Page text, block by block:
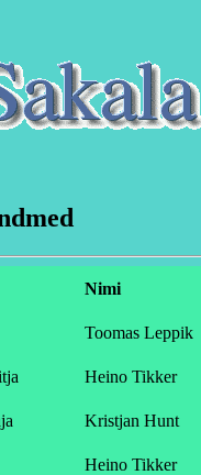
Nimi
Toomas Leppik
Heino Tikker
Kristjan Hunt
Heino Tikker